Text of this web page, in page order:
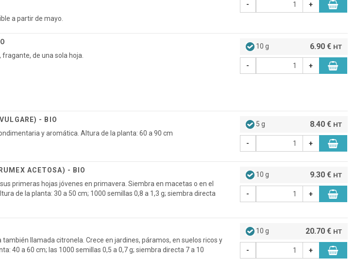
a partir de mayo.
- +
de una sola hoja.
10 g 6.90 € HT
- +
- BIO
y aromática. Altura de la planta: 60 a 90 cm
5 g 8.40 € HT
- +
ACETOSA) - BIO
primeras hojas jóvenes en primavera. Siembra en macetas o en el
de la planta: 30 a 50 cm; 1000 semillas 0,8 a 1,3 g; siembra directa
10 g 9.30 € HT
- +
llamada citronela. Crece en jardines, páramos, en suelos ricos y
40 a 60 cm; las 1000 semillas 0,5 a 0,7 g; siembra directa 7 a 10
10 g 20.70 € HT
- +